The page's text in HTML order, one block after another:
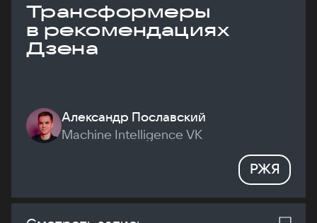
Трансформеры
в рекомендациях
Дзена
Александр Пославский
Machine Intelligence VK
РЖЯ